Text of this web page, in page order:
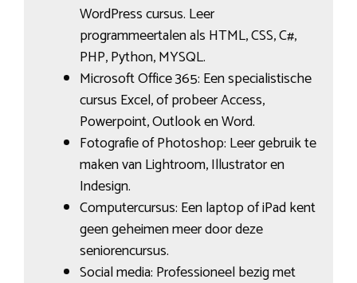
WordPress cursus. Leer
programmeertalen als HTML, CSS, C#,
PHP, Python, MYSQL.
Microsoft Office 365: Een specialistische
cursus Excel, of probeer Access,
Powerpoint, Outlook en Word.
Fotografie of Photoshop: Leer gebruik te
maken van Lightroom, Illustrator en
Indesign.
Computercursus: Een laptop of iPad kent
geen geheimen meer door deze
seniorencursus.
Social media: Professioneel bezig met